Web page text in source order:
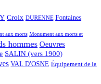
Croix DURENNE Fontaines
aux morts Monument aux morts et
hommes Oeuvres
SALIN (vers 1900)
VAL D'OSNE Équipement de la